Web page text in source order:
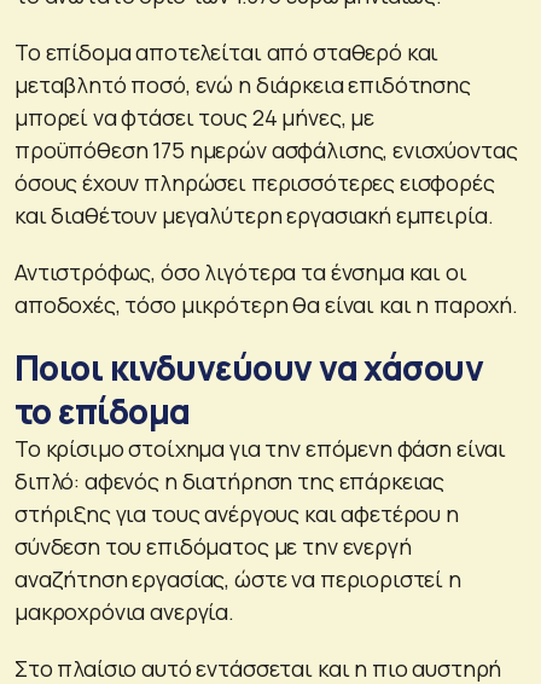
Το επίδομα αποτελείται από σταθερό και
μεταβλητό ποσό, ενώ η διάρκεια επιδότησης
μπορεί να φτάσει τους 24 μήνες, με
προϋπόθεση 175 ημερών ασφάλισης, ενισχύοντας
όσους έχουν πληρώσει περισσότερες εισφορές
και διαθέτουν μεγαλύτερη εργασιακή εμπειρία.
Αντιστρόφως, όσο λιγότερα τα ένσημα και οι
αποδοχές, τόσο μικρότερη θα είναι και η παροχή.
Ποιοι κινδυνεύουν να χάσουν
το επίδομα
Το κρίσιμο στοίχημα για την επόμενη φάση είναι
διπλό: αφενός η διατήρηση της επάρκειας
στήριξης για τους ανέργους και αφετέρου η
σύνδεση του επιδόματος με την ενεργή
αναζήτηση εργασίας, ώστε να περιοριστεί η
μακροχρόνια ανεργία.
Στο πλαίσιο αυτό εντάσσεται και η πιο αυστηρή